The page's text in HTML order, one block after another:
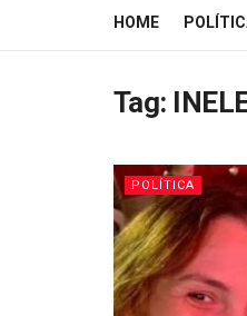
HOME
Tag:
POLÍTICA